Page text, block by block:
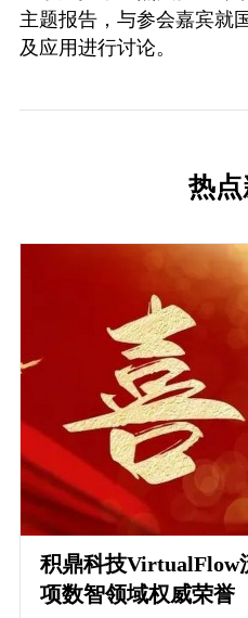
主题报告，与参会嘉宾就
及应用进行讨论。
热点
积鼎科技VirtualFlow
项数智领域权威荣誉